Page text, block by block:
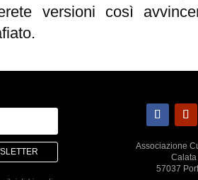
versioni così
Associazione
Calata
57037